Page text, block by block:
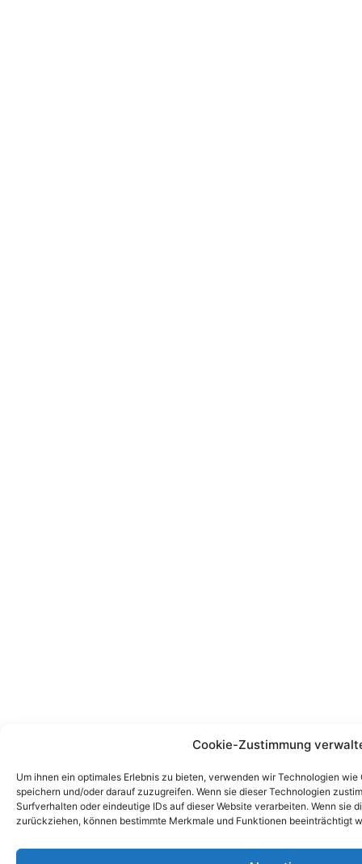
Cookie-Zustimmung
Um ihnen ein optimales Erlebnis zu bieten, verwenden wir Technologien
speichern und/oder darauf zuzugreifen. Wenn sie dieser Technologien
Surfverhalten oder eindeutige IDs auf dieser Website verarbeiten. Wenn sie
zurückziehen, können bestimmte Merkmale und Funktionen beeinträchtigt